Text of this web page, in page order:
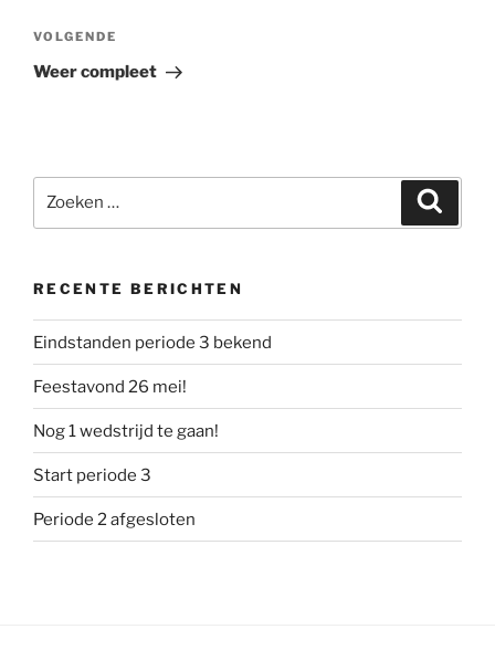
Volgend
bericht
VOLGENDE
Weer compleet
naar:
RECENTE BERICHTEN
Eindstanden periode 3 bekend
Feestavond 26 mei!
Nog 1 wedstrijd te gaan!
Start periode 3
Periode 2 afgesloten